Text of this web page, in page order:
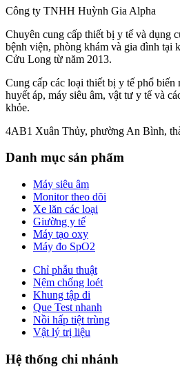
Công ty TNHH Huỳnh Gia Alpha
Chuyên cung cấp thiết bị y tế và dụng
bệnh viện, phòng khám và gia đình tại
Cửu Long từ năm 2013.
Cung cấp các loại thiết bị y tế phổ biến
huyết áp, máy siêu âm, vật tư y tế và
khỏe.
4AB1 Xuân Thủy, phường An Bình,
Danh mục sản phẩm
Máy siêu âm
Monitor theo dõi
Xe lăn các loại
Giường y tế
Máy tạo oxy
Máy đo SpO2
Chỉ phẫu thuật
Nệm chống loét
Khung tập đi
Que Test nhanh
Nồi hấp tiệt trùng
Vật lý trị liệu
Hệ thống chi nhánh